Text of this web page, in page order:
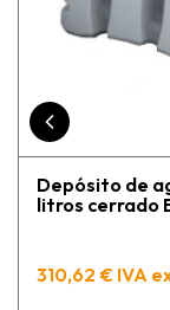
contento.
Depósito de
litros cerrado
310,62 € IVA